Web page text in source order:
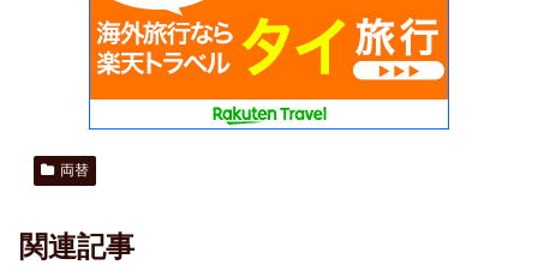
両替
関連記事